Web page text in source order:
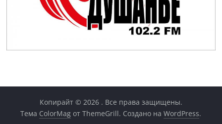
Копирайт © 2026 . Все права защищены.
Тема ColorMag от ThemeGrill. Создано наWordPress.